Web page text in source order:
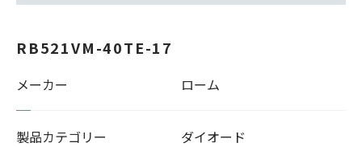
RB521VM-40TE-17
メーカー ローム
製品カテゴリー ダイオード